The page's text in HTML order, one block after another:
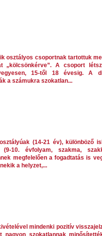
osztályos csoportnak tartottuk
„kölcsönkérve”. A csoport
15-től 18 évesig. A
a számukra szokatlan...
(14-21 év), különböző
10. évfolyam, szakma,
megfelelően a fogadtatás is
a helyzet,...
mindenki pozitív
nagyon szokatlannak